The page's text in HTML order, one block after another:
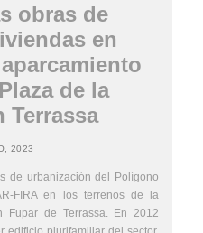
obras de
en
de la
Terrassa
2023
de urbanización del Polígono
FIRA en los terrenos de la
Fupar de Terrassa. En 2012